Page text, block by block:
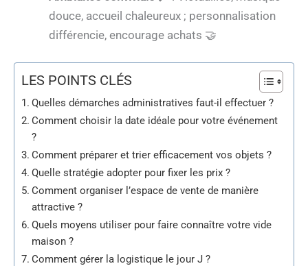
douce, accueil chaleureux ; personnalisation
différencie, encourage achats 🤝
LES POINTS CLÉS
Quelles démarches administratives faut-il effectuer ?
Comment choisir la date idéale pour votre événement
?
Comment préparer et trier efficacement vos objets ?
Quelle stratégie adopter pour fixer les prix ?
Comment organiser l’espace de vente de manière
attractive ?
Quels moyens utiliser pour faire connaître votre vide
maison ?
Comment gérer la logistique le jour J ?